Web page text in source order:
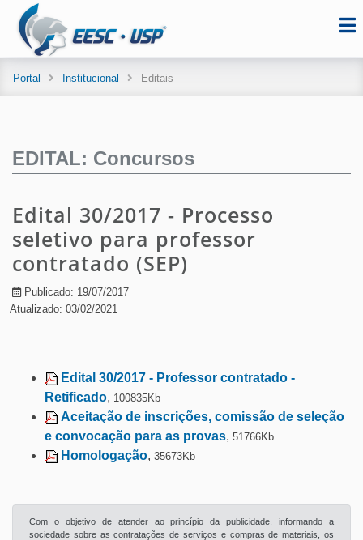
Portal Institucional Editais
EDITAL: Concursos
Edital 30/2017 - Processo
seletivo para professor
contratado (SEP)
Publicado: 19/07/2017
Atualizado: 03/02/2021
Edital 30/2017 - Professor contratado -
Retificado, 100835Kb
Aceitação de inscrições, comissão de seleção
e convocação para as provas, 51766Kb
Homologação, 35673Kb
Com o objetivo de atender ao princípio da publicidade, informando a
sociedade sobre as contratações de serviços e compras de materiais, os